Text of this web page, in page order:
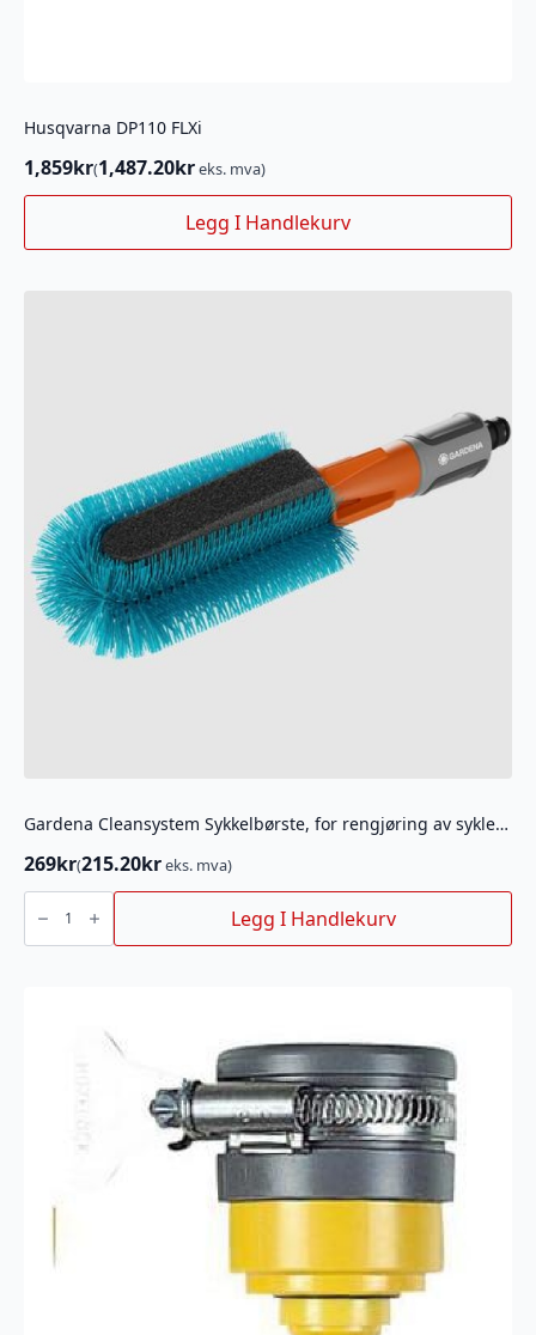
Husqvarna DP110 FLXi
1,859kr(1,487.20kreks. mva)
Legg I Handlekurv
Gardena Cleansystem Sykkelbørste, for rengjøring av sykler, hengere
269kr(215.20kreks. mva)
Gardena
Cleansystem
Sykkelbørste,
for
Legg I Handlekurv